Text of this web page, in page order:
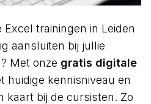
trainingen in Leiden
aansluiten bij jullie
Met onze gratis digitale
huidige kennisniveau en
kaart bij de cursisten. Zo